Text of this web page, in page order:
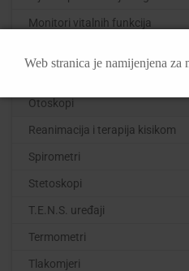
Monitori vitalnih funkcija
Otoskopi
Reanimacija i terapija kisikom
Spirometri
Stetoskopi
T.E.N.S. uređaji
Termometri
Tlakomjeri
Web stranica je namijenjena za